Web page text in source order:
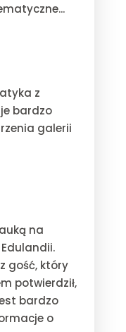
z
bardzo
galerii
na
gość, który
potwierdził,
bardzo
o